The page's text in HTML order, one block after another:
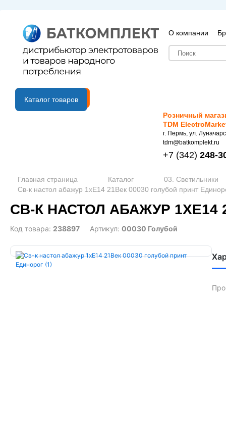
О компании
B2B портал
Каталог товаров
Розничный
TDM
г. Пермь, ул.
tdm@batkomplekt.ru
+7 (342) 248-
Главная страница Каталог
03. Светильники
Св-к настол абажур 1хE14 21Век 00030 голубой принт
СВ-К НАСТОЛ АБАЖУР 1ХE14
Код товара: 238897 Артикул: 00030 Голубой